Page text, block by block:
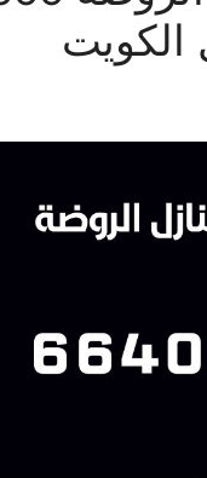
الكويت